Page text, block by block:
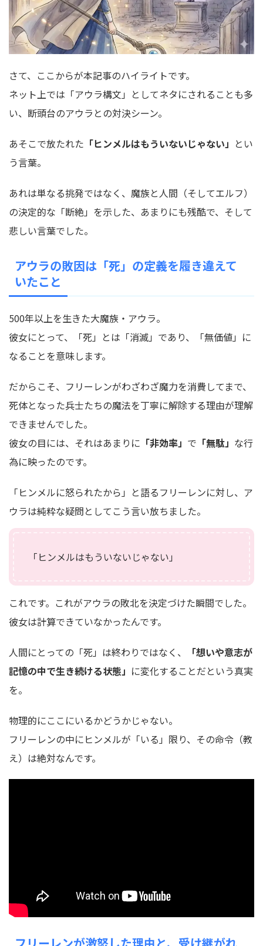
さて、ここからが本記事のハイライトです。
ネット上では「アウラ構文」としてネタにされることも多
い、断頭台のアウラとの対決シーン。
あそこで放たれた 「ヒンメルはもういないじゃない」 とい
う言葉。
あれは単なる挑発ではなく、魔族と人間（そしてエルフ）
の決定的な「断絶」を示した、あまりにも残酷で、そして
悲しい言葉でした。
アウラの敗因は「死」の定義を履き違えて
いたこと
500年以上を生きた大魔族・アウラ。
彼女にとって、「死」とは「消滅」であり、「無価値」に
なることを意味します。
だからこそ、フリーレンがわざわざ魔力を消費してまで、
死体となった兵士たちの魔法を丁寧に解除する理由が理解
できませんでした。
彼女の目には、それはあまりに 「非効率」 で 「無駄」 な行
為に映ったのです。
「ヒンメルに怒られたから」と語るフリーレンに対し、ア
ウラは純粋な疑問としてこう言い放ちました。
「ヒンメルはもういないじゃない」
これです。これがアウラの敗北を決定づけた瞬間でした。
彼女は計算できていなかったんです。
人間にとっての「死」は終わりではなく、
「想いや意志が
記憶の中で生き続ける状態」 に変化することだという真実
を。
物理的にここにいるかどうかじゃない。
フリーレンの中にヒンメルが「いる」限り、その命令（教
え）は絶対なんです。
フリーレンが激怒した理由と、受け継がれ